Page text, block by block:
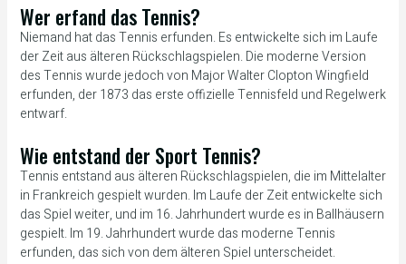
Wer erfand das Tennis?
Niemand hat das Tennis erfunden. Es entwickelte sich im Laufe
der Zeit aus älteren Rückschlagspielen. Die moderne Version
des Tennis wurde jedoch von Major Walter Clopton Wingfield
erfunden, der 1873 das erste offizielle Tennisfeld und Regelwerk
entwarf.
Wie entstand der Sport Tennis?
Tennis entstand aus älteren Rückschlagspielen, die im Mittelalter
in Frankreich gespielt wurden. Im Laufe der Zeit entwickelte sich
das Spiel weiter, und im 16. Jahrhundert wurde es in Ballhäusern
gespielt. Im 19. Jahrhundert wurde das moderne Tennis
erfunden, das sich von dem älteren Spiel unterscheidet.